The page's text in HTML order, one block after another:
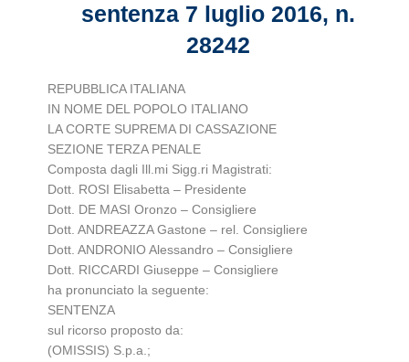
sentenza 7 luglio 2016, n.
28242
REPUBBLICA ITALIANA
IN NOME DEL POPOLO ITALIANO
LA CORTE SUPREMA DI CASSAZIONE
SEZIONE TERZA PENALE
Composta dagli Ill.mi Sigg.ri Magistrati:
Dott. ROSI Elisabetta – Presidente
Dott. DE MASI Oronzo – Consigliere
Dott. ANDREAZZA Gastone – rel. Consigliere
Dott. ANDRONIO Alessandro – Consigliere
Dott. RICCARDI Giuseppe – Consigliere
ha pronunciato la seguente:
SENTENZA
sul ricorso proposto da:
(OMISSIS) S.p.a.;